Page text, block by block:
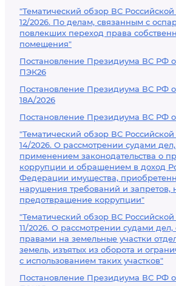
"Тематический обзор ВС
12/2026. По делам, связанным с
повлекших переход права
помещения"
Постановление Президиума ВС РФ
ПЭК26
Постановление Президиума ВС РФ
18А/2026
Постановление Президиума ВС РФ
"Тематический обзор ВС
14/2026. О рассмотрении судами
применением законодательства о
коррупции и обращением в доход
Федерации имущества,
нарушения требований и запретов,
предотвращение коррупции"
"Тематический обзор ВС
11/2026. О рассмотрении судами дел,
правами на земельные участки
земель, изъятых из оборота и
с использованием таких участков"
Постановление Президиума ВС РФ